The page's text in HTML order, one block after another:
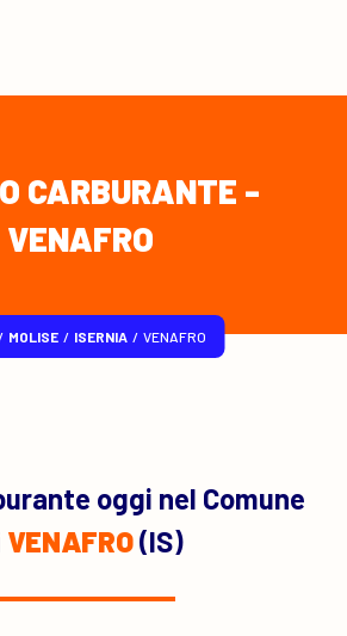
CARBURANTE -
VENAFRO
MOLISE / ISERNIA / VENAFRO
oggi nel Comune
VENAFRO(IS)